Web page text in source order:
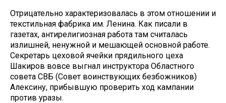
Отрицательно характеризовалась в этом отношении и
текстильная фабрика им. Ленина. Как писали в
газетах, антирелигиозная работа там считалась
излишней, ненужной и мешающей основной работе.
Секретарь цеховой ячейки прядильного цеха
Шакиров вовсе выгнал инструктора Областного
совета СВБ (Совет воинствующих безбожников)
Алексину, прибывшую проверить ход кампании
против уразы.